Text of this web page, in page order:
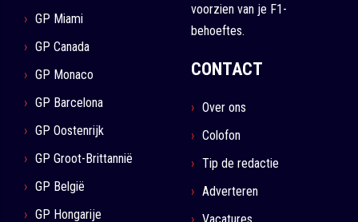
GP Miami
GP Canada
GP Monaco
GP Barcelona
GP Oostenrijk
GP Groot-Brittannië
GP België
GP Hongarije
voorzien van je F1-
behoeftes.
CONTACT
Over ons
Colofon
Tip de redactie
Adverteren